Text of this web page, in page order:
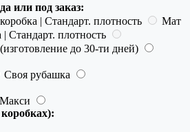
или под заказ:
| Стандарт. плотность
Мат
Стандарт. плотность
до 30-ти дней)
Своя рубашка
Макси